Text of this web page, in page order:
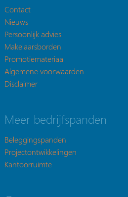
Contact
Nieuws
Persoonlijk advies
Makelaarsborden
Promotiemateriaal
Algemene voorwaarden
Disclaimer
Meer bedrijfspanden
Beleggingspanden
Projectontwikkelingen
Kantoorruimte